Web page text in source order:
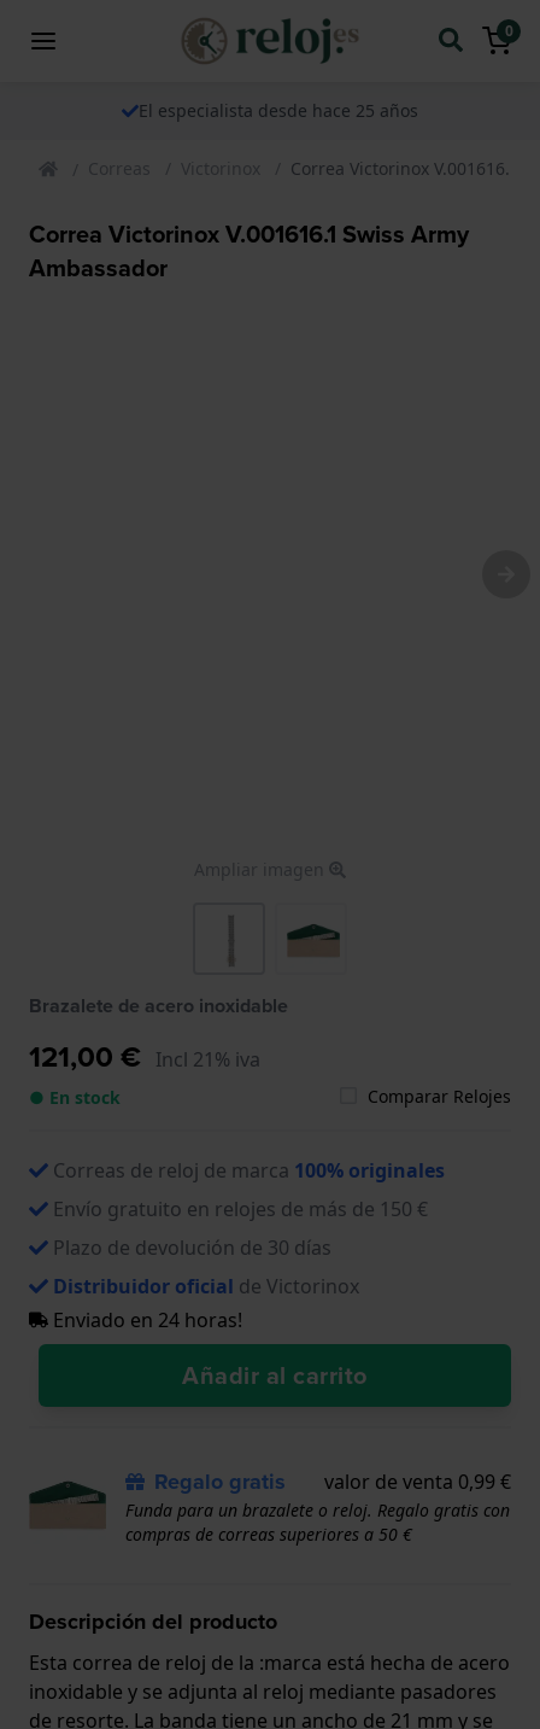
0
El especialista desde hace 25 años
Correas Victorinox Correa Victorinox V.001616.1
Correa Victorinox V.001616.1 Swiss Army
Ambassador
Ampliar imagen
Brazalete de acero inoxidable
121,00 € Incl 21% iva
● En stock Comparar Relojes
Correas de reloj de marca 100% originales
Envío gratuito en relojes de más de 150 €
Plazo de devolución de 30 días
Distribuidor oficial de Victorinox
Enviado en 24 horas!
Añadir al carrito
Regalo gratis valor de venta 0,99 €
Funda para un brazalete o reloj. Regalo gratis con
compras de correas superiores a 50 €
Descripción del producto
Esta correa de reloj de la :marca está hecha de acero
inoxidable y se adjunta al reloj mediante pasadores
de resorte. La banda tiene un ancho de 21 mm y se